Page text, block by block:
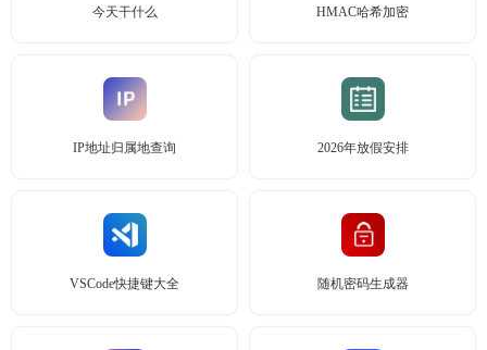
今天干什么 HMAC哈希加密
IP地址归属地查询 2026年放假安排
VSCode快捷键大全 随机密码生成器